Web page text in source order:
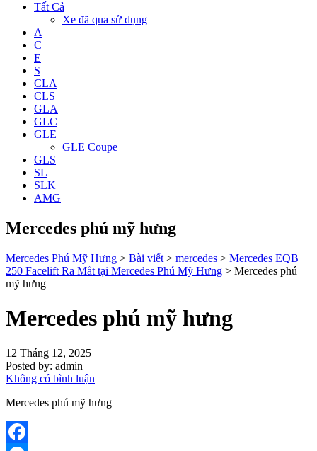
Tất Cả
Xe đã qua sử dụng
A
C
E
S
CLA
CLS
GLA
GLC
GLE
GLE Coupe
GLS
SL
SLK
AMG
Mercedes phú mỹ hưng
Mercedes Phú Mỹ Hưng > Bài viết > mercedes > Mercedes EQB
250 Facelift Ra Mắt tại Mercedes Phú Mỹ Hưng > Mercedes phú
mỹ hưng
Mercedes phú mỹ hưng
12 Tháng 12, 2025
Posted by: admin
Không có bình luận
Mercedes phú mỹ hưng